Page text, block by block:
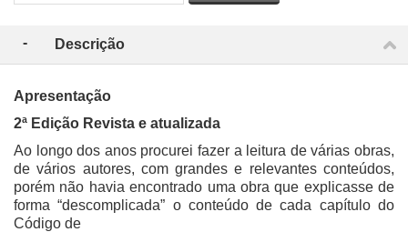
Descrição
Apresentação
2ª Edição Revista e atualizada
Ao longo dos anos procurei fazer a leitura de várias obras,
de vários autores, com grandes e relevantes conteúdos,
porém não havia encontrado uma obra que explicasse de
forma “descomplicada” o conteúdo de cada capítulo do
Código de